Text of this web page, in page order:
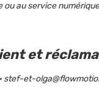
au service
et
stef-et-